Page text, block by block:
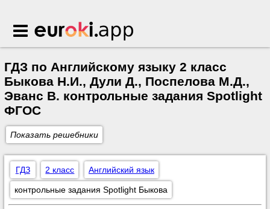
Euroki.app
ГДЗ по Английскому языку 2 класс
Быкова Н.И., Дули Д., Поспелова М.Д.,
Эванс В. контрольные задания Spotlight
ФГОС
Показать решебники
ГДЗ 2 класс Английский язык
контрольные задания Spotlight Быкова